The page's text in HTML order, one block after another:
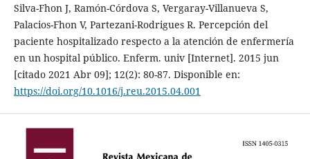
Silva-Fhon J, Ramón-Córdova S, Vergaray-Villanueva S,
Palacios-Fhon V, Partezani-Rodrigues R. Percepción del
paciente hospitalizado respecto a la atención de enfermería
en un hospital público. Enferm. univ [Internet]. 2015 jun
[citado 2021 Abr 09]; 12(2): 80-87. Disponible en:
https://doi.org/10.1016/j.reu.2015.04.001